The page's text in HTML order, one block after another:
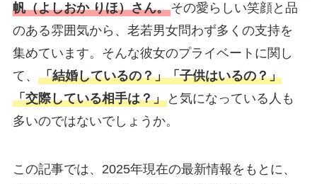
帆（よしおか りほ）さん。その愛らしい笑顔と品
のある雰囲気から、老若男女問わず多くの支持を
集めています。そんな彼女のプライベートに関し
て、 「結婚しているの？」「子供はいるの？」
「交際している相手は？」と気になっている人も
多いのではないでしょうか。
この記事では、2025年現在の最新情報をもとに、